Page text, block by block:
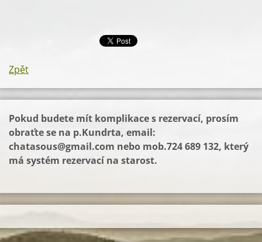
Zpět
Pokud budete mít komplikace s rezervací, prosím
obraťte se na p.Kundrta, email:
chatasous@gmail.com nebo mob.724 689 132, který
má systém rezervací na starost.